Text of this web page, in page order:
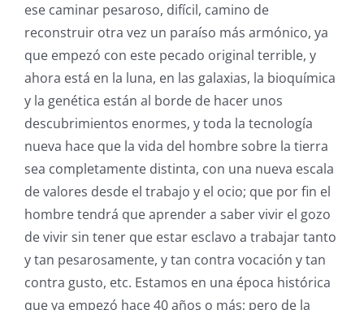
ese caminar pesaroso, difícil, camino de
reconstruir otra vez un paraíso más armónico, ya
que empezó con este pecado original terrible, y
ahora está en la luna, en las galaxias, la bioquímica
y la genética están al borde de hacer unos
descubrimientos enormes, y toda la tecnología
nueva hace que la vida del hombre sobre la tierra
sea completamente distinta, con una nueva escala
de valores desde el trabajo y el ocio; que por fin el
hombre tendrá que aprender a saber vivir el gozo
de vivir sin tener que estar esclavo a trabajar tanto
y tan pesarosamente, y tan contra vocación y tan
contra gusto, etc. Estamos en una época histórica
que ya empezó hace 40 años o más; pero de la